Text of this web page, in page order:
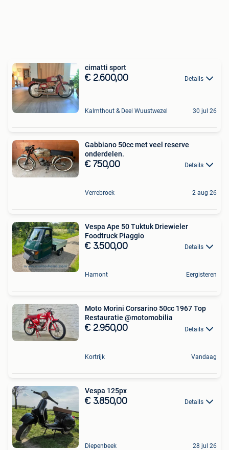
cimatti sport
€ 2.600,00 Details
Kalmthout & Deel Wuustwezel 30 jul 26
Gabbiano 50cc met veel reserve
onderdelen.
€ 750,00 Details
Verrebroek 2 aug 26
Vespa Ape 50 Tuktuk Driewieler
Foodtruck Piaggio
€ 3.500,00 Details
Hamont Eergisteren
Moto Morini Corsarino 50cc 1967 Top
Restauratie @motomobilia
€ 2.950,00 Details
Kortrijk Vandaag
Vespa 125px
€ 3.850,00 Details
Diepenbeek 28 jul 26